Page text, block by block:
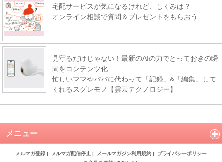
宅配サービスが気になるけれど、しくみは？
オンライン相談で質問＆プレゼントをもらおう
見守るだけじゃない！最新のAIの力でとっておきの瞬
間をコンテンツ化
忙しいママやパパに代わって「記録」&「編集」して
くれるスグレモノ【雲云テクノロジー】
メニュー
メルマガ登録 | メルマガ配信停止 | メールマガジン利用規約 | プライバシーポリシー